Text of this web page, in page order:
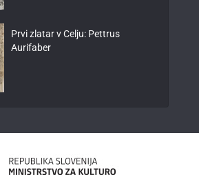
Prvi zlatar v Celju: Pettrus
Aurifaber